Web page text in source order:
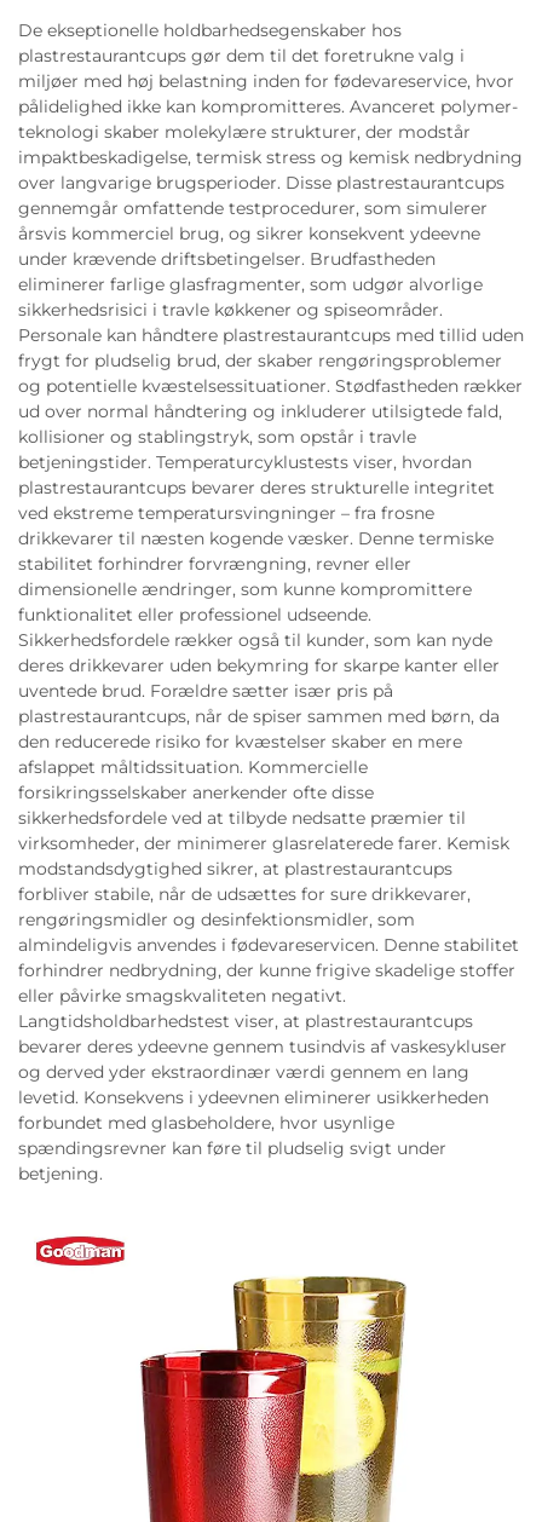
De ekseptionelle holdbarhedsegenskaber hos
plastrestaurantcups gør dem til det foretrukne valg i
miljøer med høj belastning inden for fødevareservice, hvor
pålidelighed ikke kan kompromitteres. Avanceret polymer-
teknologi skaber molekylære strukturer, der modstår
impaktbeskadigelse, termisk stress og kemisk nedbrydning
over langvarige brugsperioder. Disse plastrestaurantcups
gennemgår omfattende testprocedurer, som simulerer
årsvis kommerciel brug, og sikrer konsekvent ydeevne
under krævende driftsbetingelser. Brudfastheden
eliminerer farlige glasfragmenter, som udgør alvorlige
sikkerhedsrisici i travle køkkener og spiseområder.
Personale kan håndtere plastrestaurantcups med tillid uden
frygt for pludselig brud, der skaber rengøringsproblemer
og potentielle kvæstelsessituationer. Stødfastheden rækker
ud over normal håndtering og inkluderer utilsigtede fald,
kollisioner og stablingstryk, som opstår i travle
betjeningstider. Temperaturcyklustests viser, hvordan
plastrestaurantcups bevarer deres strukturelle integritet
ved ekstreme temperatursvingninger – fra frosne
drikkevarer til næsten kogende væsker. Denne termiske
stabilitet forhindrer forvrængning, revner eller
dimensionelle ændringer, som kunne kompromittere
funktionalitet eller professionel udseende.
Sikkerhedsfordele rækker også til kunder, som kan nyde
deres drikkevarer uden bekymring for skarpe kanter eller
uventede brud. Forældre sætter især pris på
plastrestaurantcups, når de spiser sammen med børn, da
den reducerede risiko for kvæstelser skaber en mere
afslappet måltidssituation. Kommercielle
forsikringsselskaber anerkender ofte disse
sikkerhedsfordele ved at tilbyde nedsatte præmier til
virksomheder, der minimerer glasrelaterede farer. Kemisk
modstandsdygtighed sikrer, at plastrestaurantcups
forbliver stabile, når de udsættes for sure drikkevarer,
rengøringsmidler og desinfektionsmidler, som
almindeligvis anvendes i fødevareservicen. Denne stabilitet
forhindrer nedbrydning, der kunne frigive skadelige stoffer
eller påvirke smagskvaliteten negativt.
Langtidsholdbarhedstest viser, at plastrestaurantcups
bevarer deres ydeevne gennem tusindvis af vaskesykluser
og derved yder ekstraordinær værdi gennem en lang
levetid. Konsekvens i ydeevnen eliminerer usikkerheden
forbundet med glasbeholdere, hvor usynlige
spændingsrevner kan føre til pludselig svigt under
betjening.